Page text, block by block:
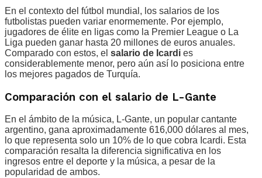
En el contexto del fútbol mundial, los salarios de los
futbolistas pueden variar enormemente. Por ejemplo,
jugadores de élite en ligas como la Premier League o La
Liga pueden ganar hasta 20 millones de euros anuales.
Comparado con estos, el salario de Icardi es
considerablemente menor, pero aún así lo posiciona entre
los mejores pagados de Turquía.
Comparación con el salario de L-Gante
En el ámbito de la música, L-Gante, un popular cantante
argentino, gana aproximadamente 616,000 dólares al mes,
lo que representa solo un 10% de lo que cobra Icardi. Esta
comparación resalta la diferencia significativa en los
ingresos entre el deporte y la música, a pesar de la
popularidad de ambos.